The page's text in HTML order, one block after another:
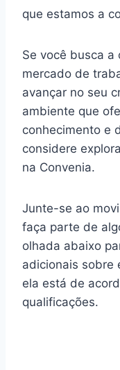
que estamos a
Se você busca
mercado de
avançar no seu
ambiente que
conhecimento e
considere
na Convenia.
Junte-se ao
faça parte de
olhada abaixo
adicionais sobre
ela está de
qualificações.